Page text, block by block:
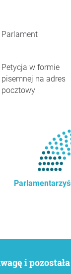
Parlament
Petycja w formie
pisemnej na adres
pocztowy
i